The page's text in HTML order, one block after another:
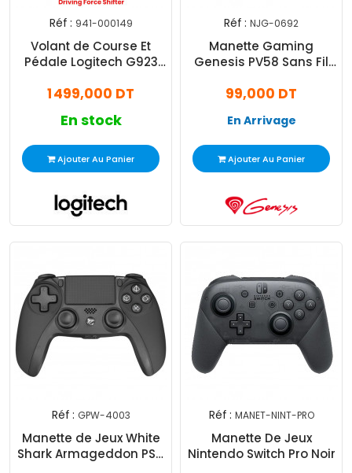
Réf : 941-000149
Volant de Course Et
Pédale Logitech G923
1 499,000 DT
En stock
Ajouter Au Panier
Réf : NJG-0692
Manette Gaming
Genesis PV58 Sans Fil
99,000 DT
En Arrivage
Ajouter Au Panier
Réf : GPW-4003
Manette de Jeux White
Shark Armageddon PS4
Réf : MANET-NINT-PRO
Manette De Jeux
Nintendo Switch Pro Noir